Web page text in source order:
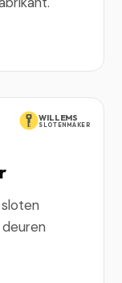
WILLEMS
SLOTENMAKER